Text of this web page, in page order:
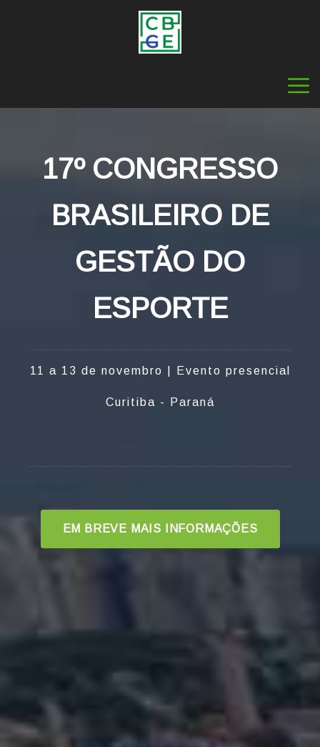
17º CONGRESSO
BRASILEIRO DE
GESTÃO DO
ESPORTE
11 a 13 de novembro | Evento presencial
Curitiba - Paraná
EM BREVE MAIS INFORMAÇÕES